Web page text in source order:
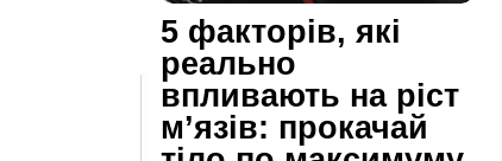
5 факторів, які
реально
впливають на ріст
м’язів: прокачай